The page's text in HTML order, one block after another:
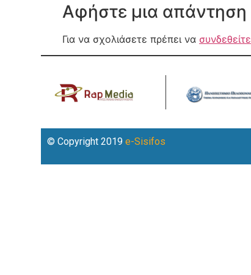
Αφήστε μια απάντηση
Για να σχολιάσετε πρέπει να συνδεθείτε
© Copyright 2019 e-Sisifos